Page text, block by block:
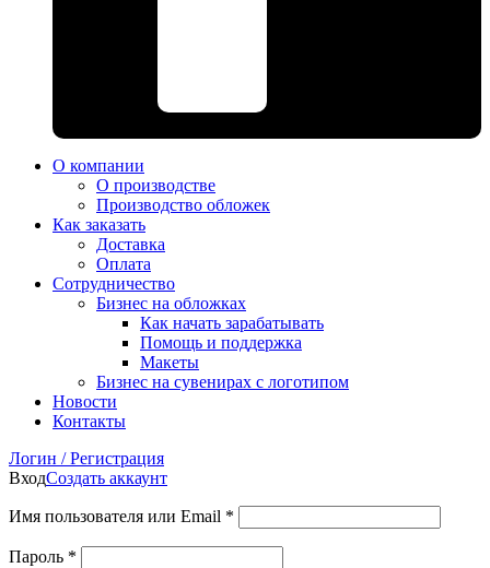
О компании
О производстве
Производство обложек
Как заказать
Доставка
Оплата
Сотрудничество
Бизнес на обложках
Как начать зарабатывать
Помощь и поддержка
Макеты
Бизнес на сувенирах с логотипом
Новости
Контакты
Логин / Регистрация
ВходСоздать аккаунт
Имя пользователя или Email *
Пароль *